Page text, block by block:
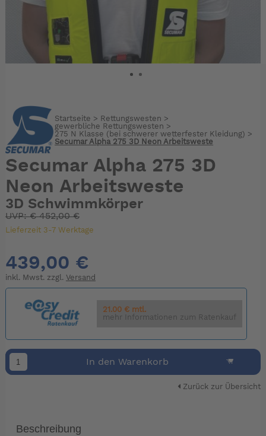
Startseite > Rettungswesten >
gewerbliche Rettungswesten >
275 N Klasse (bei schwerer wetterfester Kleidung) >
Secumar Alpha 275 3D Neon Arbeitsweste
Secumar Alpha 275 3D
Neon Arbeitsweste
3D Schwimmkörper
UVP:€452,00 €
Lieferzeit 3-7 Werktage
439,00 €
inkl. Mwst. zzgl. Versand
21.00 € mtl.
mehr Informationen zum Ratenkauf
In den Warenkorb
Zurück zur Übersicht
Beschreibung